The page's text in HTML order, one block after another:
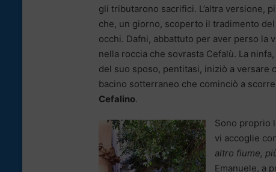
gli tributarono sacrifici. L’altra versione,
che, un giorno, scoperto il tradimento
occhi. Dafni, abbattuto per aver perso la
nella roccia che sovrasta Cefalù. La
del suo sposo, pentitasi, iniziò a versare
bacino sotterraneo che cominciò a
Cefalino.
Sono proprio
vi accoglie
altro fiume,
Emanuele, a